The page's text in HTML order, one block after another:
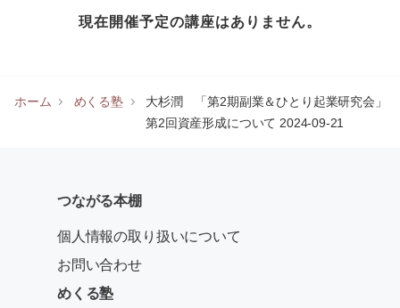
現在開催予定の講座はありません。
ホーム めくる塾
大杉潤 「第2期副業＆ひとり起業研究会」
第2回資産形成について 2024-09-21
つながる本棚
個人情報の取り扱いについて
お問い合わせ
めくる塾